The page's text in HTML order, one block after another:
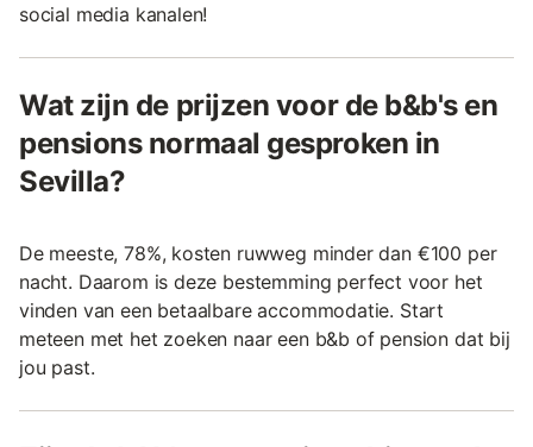
social media kanalen!
Wat zijn de prijzen voor de b&b's en
pensions normaal gesproken in
Sevilla?
De meeste, 78%, kosten ruwweg minder dan €100 per
nacht. Daarom is deze bestemming perfect voor het
vinden van een betaalbare accommodatie. Start
meteen met het zoeken naar een b&b of pension dat bij
jou past.